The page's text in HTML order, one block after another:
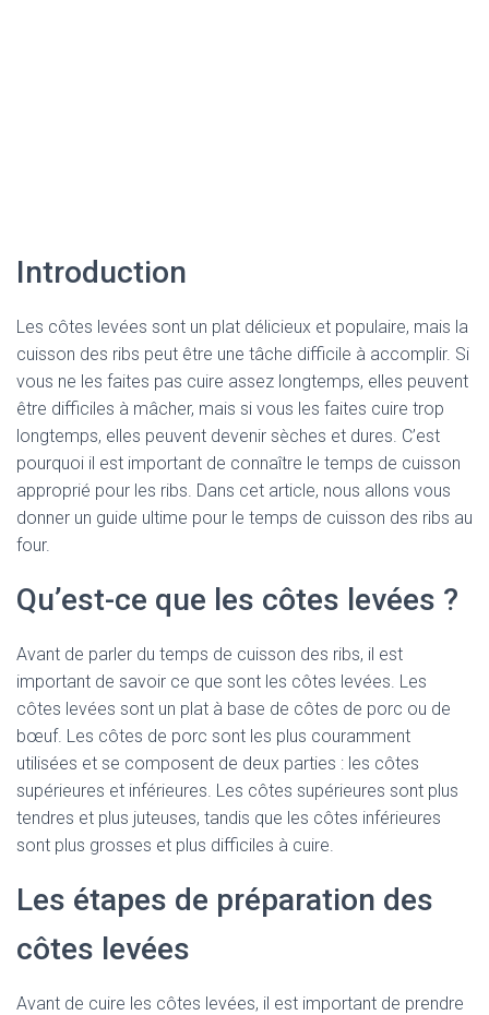
Introduction
Les côtes levées sont un plat délicieux et populaire, mais la
cuisson des ribs peut être une tâche difficile à accomplir. Si
vous ne les faites pas cuire assez longtemps, elles peuvent
être difficiles à mâcher, mais si vous les faites cuire trop
longtemps, elles peuvent devenir sèches et dures. C’est
pourquoi il est important de connaître le temps de cuisson
approprié pour les ribs. Dans cet article, nous allons vous
donner un guide ultime pour le temps de cuisson des ribs au
four.
Qu’est-ce que les côtes levées ?
Avant de parler du temps de cuisson des ribs, il est
important de savoir ce que sont les côtes levées. Les
côtes levées sont un plat à base de côtes de porc ou de
bœuf. Les côtes de porc sont les plus couramment
utilisées et se composent de deux parties : les côtes
supérieures et inférieures. Les côtes supérieures sont plus
tendres et plus juteuses, tandis que les côtes inférieures
sont plus grosses et plus difficiles à cuire.
Les étapes de préparation des
côtes levées
Avant de cuire les côtes levées, il est important de prendre